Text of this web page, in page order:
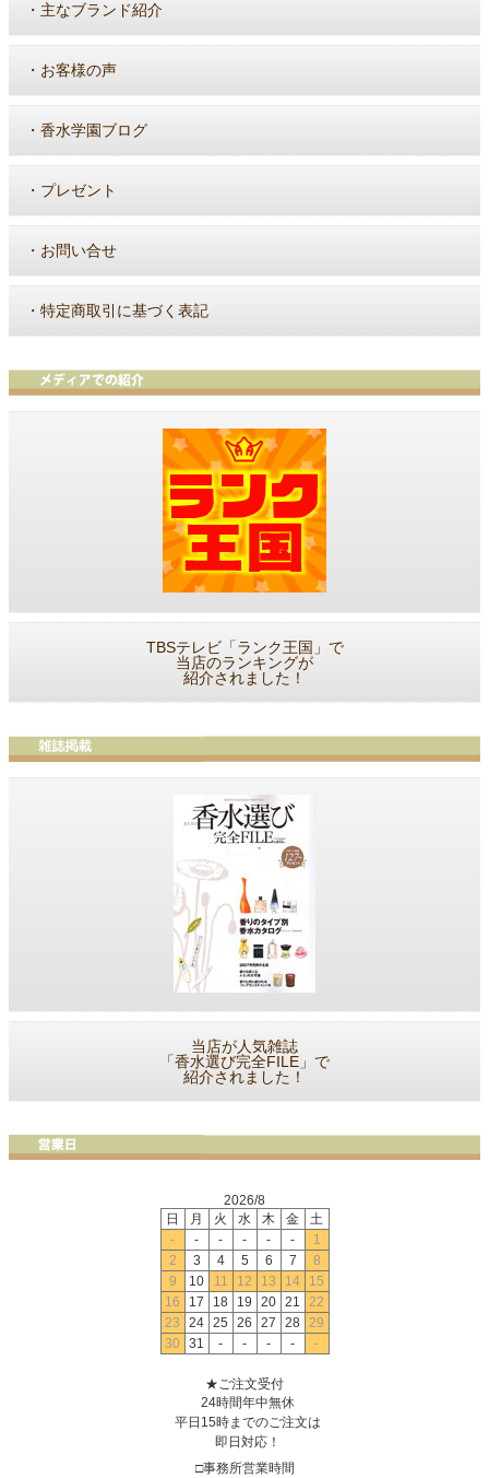
・ 主なブランド紹介
・ お客様の声
・ 香水学園ブログ
・ プレゼント
・ お問い合せ
・ 特定商取引に基づく表記
TBSテレビ「ランク王国」で
当店のランキングが
紹介されました！
当店が人気雑誌
「香水選び完全FILE」で
紹介されました！
2026/8
日
月 火 水 木 金
土
-
- - - - -
1
2
3 4 5 6 7
8
9
10 11 12 13 14
15
16
17 18 19 20 21
22
23
24 25 26 27 28 29
30
31 - - - - -
★ご注文受付
24時間年中無休
平日15時までのご注文は
即日対応！
□事務所営業時間